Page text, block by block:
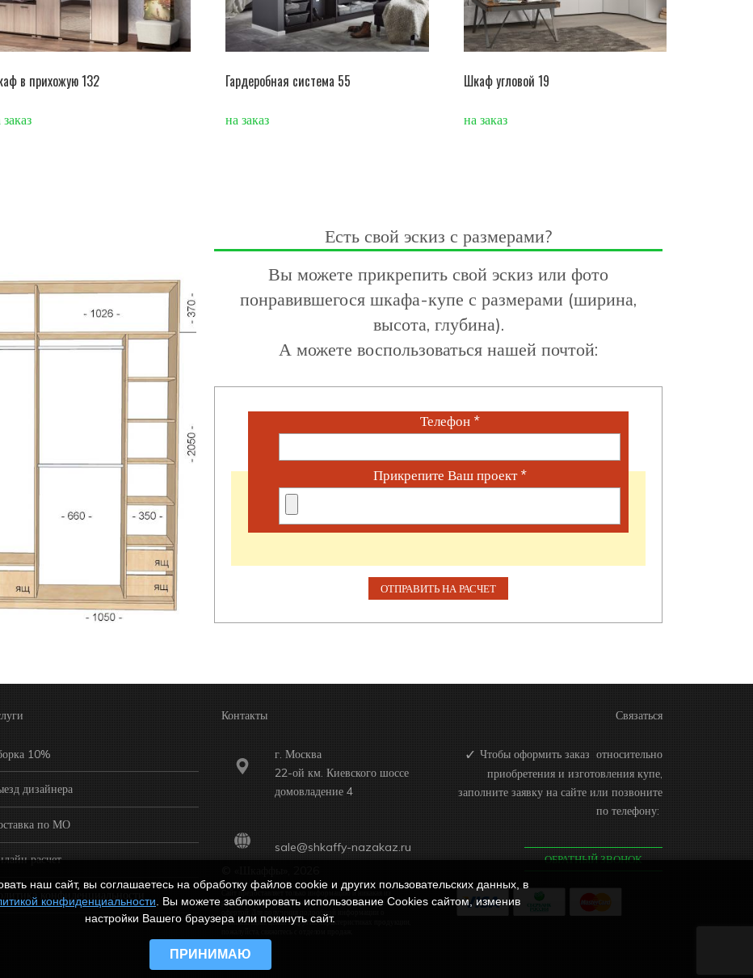
в прихожую 132 Гардеробная система 55
на заказ
Шкаф угловой 19
на заказ
Есть свой эскиз с размерами?
Вы можете прикрепить свой эскиз или фото
понравившегося шкафа-купе с размерами (ширина,
высота, глубина).
А можете воспользоваться нашей почтой:
Телефон *
Прикрепите Ваш проект*
10%
дизайнера
по МО
расчет
конфиденциальности
наш сайт, вы соглашаетесь на обработку файлов cookie и других пользовательских данных, в
конфиденциальности . Вы можете заблокировать использование Cookies сайтом, изменив
настройки Вашего браузера или покинуть сайт.
ПРИНИМАЮ
Контакты
г. Москва
22-ой км. Киевского шоссе
домовладение 4
sale@shkaffy-nazakaz.ru
Сайт предоставляет только информацию и никакая из
размещенной на нем информации не считается публичной
комплектации, ценах и других характеристиках продукции,
Связаться
Чтобы оформить заказ относительно
приобретения и изготовления купе,
заполните заявку на сайте или позвоните
по телефону:
ОБРАТНЫЙ ЗВОНОК